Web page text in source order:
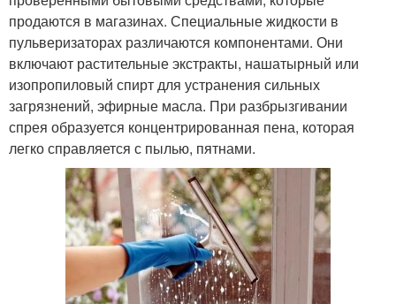
продаются в магазинах. Специальные жидкости в
пульверизаторах различаются компонентами. Они
включают растительные экстракты, нашатырный или
изопропиловый спирт для устранения сильных
загрязнений, эфирные масла. При разбрызгивании
спрея образуется концентрированная пена, которая
легко справляется с пылью, пятнами.